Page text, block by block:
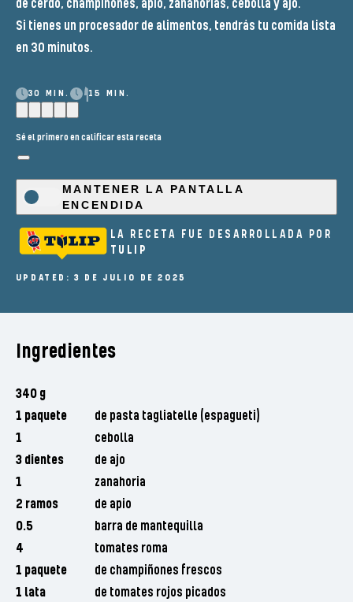
de cerdo, champiñones, apio, zanahorias, cebolla y ajo.
Si tienes un procesador de alimentos, tendrás tu comida lista
en 30 minutos.
30 MIN. 15 MIN.
Sé el primero en calificar esta receta
MANTENER LA PANTALLA
ENCENDIDA
LA RECETA FUE DESARROLLADA POR
TULIP
UPDATED: 3 DE JULIO DE 2025
Ingredientes
340 g
1 paquete
de pasta tagliatelle (espagueti)
1
cebolla
3 dientes
de ajo
1
zanahoria
2 ramos
de apio
0.5
barra de mantequilla
4
tomates roma
1 paquete
de champiñones frescos
1 lata
de tomates rojos picados